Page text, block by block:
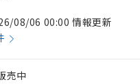
08/06 00:00 情報更新
売中